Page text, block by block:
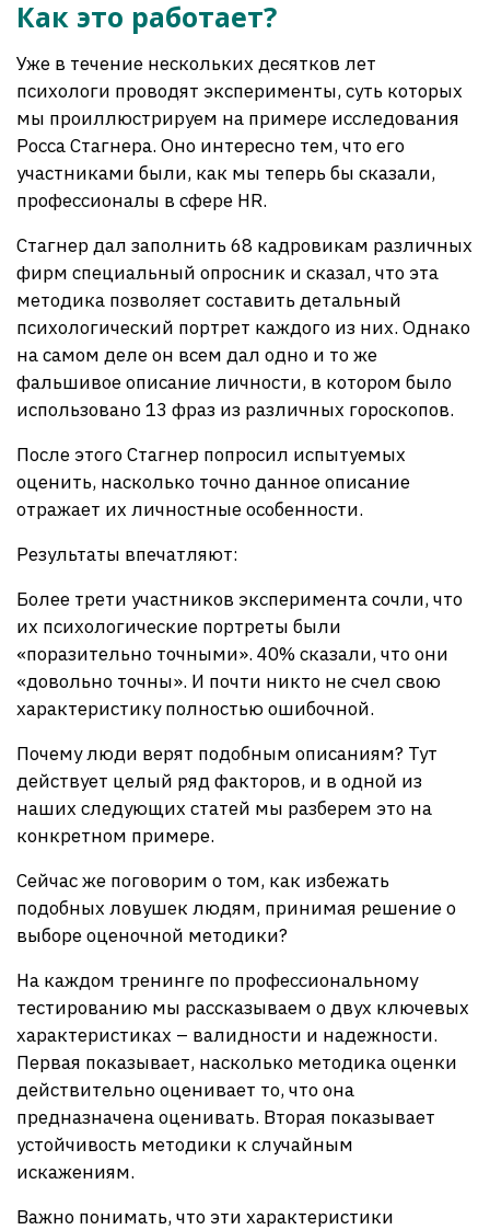
Как это работает?
Уже в течение нескольких десятков лет
психологи проводят эксперименты, суть которых
мы проиллюстрируем на примере исследования
Росса Стагнера. Оно интересно тем, что его
участниками были, как мы теперь бы сказали,
профессионалы в сфере HR.
Стагнер дал заполнить 68 кадровикам различных
фирм специальный опросник и сказал, что эта
методика позволяет составить детальный
психологический портрет каждого из них. Однако
на самом деле он всем дал одно и то же
фальшивое описание личности, в котором было
использовано 13 фраз из различных гороскопов.
После этого Стагнер попросил испытуемых
оценить, насколько точно данное описание
отражает их личностные особенности.
Результаты впечатляют:
Более трети участников эксперимента сочли, что
их психологические портреты были
«поразительно точными». 40% сказали, что они
«довольно точны». И почти никто не счел свою
характеристику полностью ошибочной.
Почему люди верят подобным описаниям? Тут
действует целый ряд факторов, и в одной из
наших следующих статей мы разберем это на
конкретном примере.
Сейчас же поговорим о том, как избежать
подобных ловушек людям, принимая решение о
выборе оценочной методики?
На каждом тренинге по профессиональному
тестированию мы рассказываем о двух ключевых
характеристиках – валидности и надежности.
Первая показывает, насколько методика оценки
действительно оценивает то, что она
предназначена оценивать. Вторая показывает
устойчивость методики к случайным
искажениям.
Важно понимать, что эти характеристики